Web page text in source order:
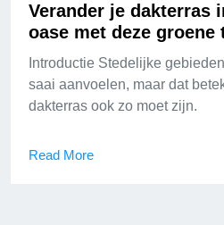
Verander je dakterras
oase met deze groene
Introductie Stedelijke
saai aanvoelen, maar dat
dakterras ook zo moet zijn.
Read More